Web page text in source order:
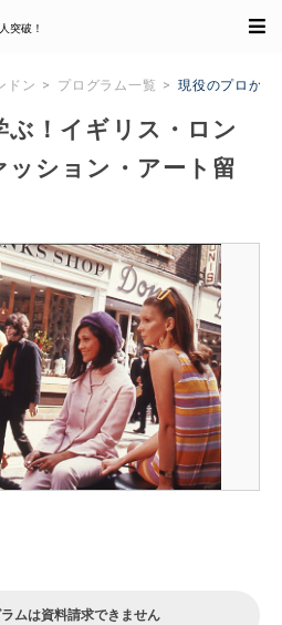
突破！
ドン プログラム一覧 現役のプロから
！イギリス・ロン
ッション・アート留
ムは資料請求できません